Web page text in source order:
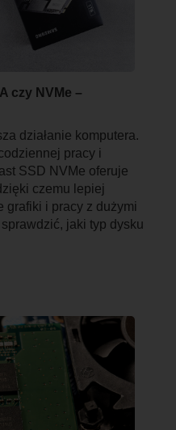
czy NVMe –
działanie komputera.
pracy i
SSD NVMe oferuje
czemu lepiej
grafiki i pracy z dużymi
jaki typ dysku